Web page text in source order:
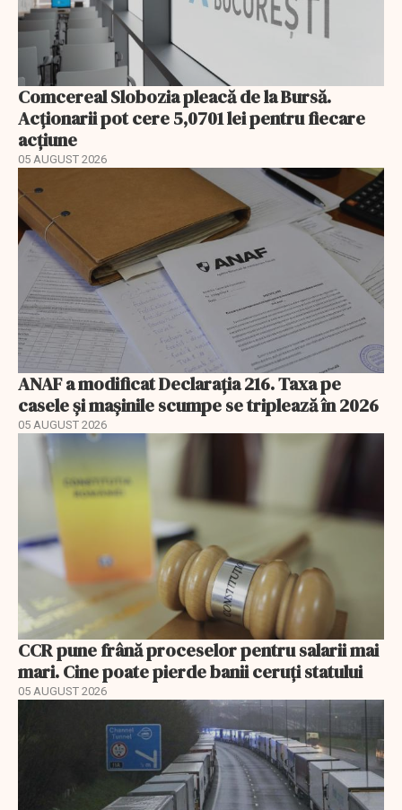
Comcereal Slobozia pleacă de la Bursă.
Acționarii pot cere 5,0701 lei pentru fiecare
acțiune
05 AUGUST 2026
ANAF a modificat Declarația 216. Taxa pe
casele și mașinile scumpe se triplează în 2026
05 AUGUST 2026
CCR pune frână proceselor pentru salarii mai
mari. Cine poate pierde banii ceruți statului
05 AUGUST 2026